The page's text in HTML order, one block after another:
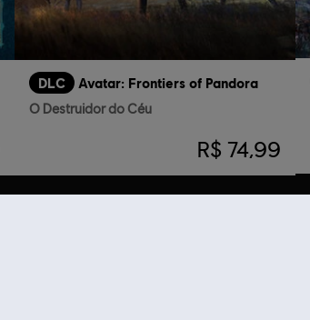
DLC Avatar: Frontiers of Pandora
O Destruidor do Céu
R$ 74,99